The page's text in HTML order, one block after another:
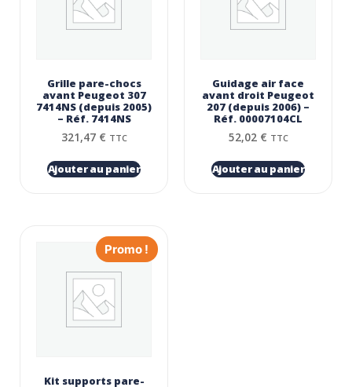
Grille pare-chocs
avant Peugeot 307
7414NS (depuis 2005)
– Réf. 7414NS
321,47 € TTC
Ajouter au panier
Guidage air face
avant droit Peugeot
207 (depuis 2006) –
Réf. 00007104CL
52,02 € TTC
Ajouter au panier
Promo !
Kit supports pare-